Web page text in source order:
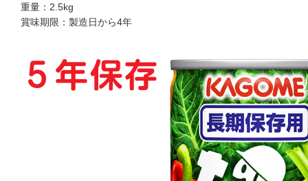
重量：2.5kg
賞味期限：製造日から4年